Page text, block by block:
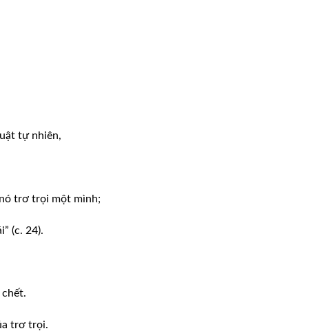
tự nhiên,
trơ trọi một mình;
(c. 24).
trơ trọi.